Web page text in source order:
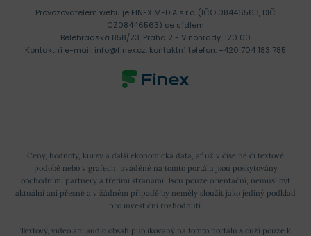
Ceny, hodnoty, kurzy a další ekonomická data, ať už v číselné či textové
podobě nebo v grafech, uváděné na tomto portálu jsou poskytovány
obchodními partnery a třetími stranami. Jsou pouze orientační, nemusí být
aktuální ani přesné a v žádném případě by neměly sloužit jako jediný podklad
pro investiční rozhodnutí.
Textový, video ani audio obsah publikovaný na tomto portálu slouží pouze k
Provozovatelem webu je FINEX MEDIA s.r.o. (IČO 08446563, DIČ
CZ08446563) se sídlem
Bělehradská 858/23, Praha 2 - Vinohrady, 120 00
Kontaktní e-mail: info@finex.cz, kontaktní telefon: +420 704 183 785